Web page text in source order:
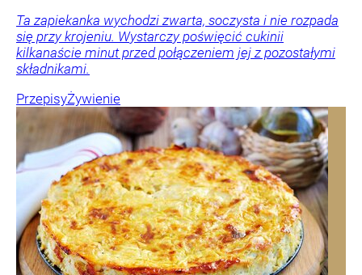
Ta zapiekanka wychodzi zwarta, soczysta i nie rozpada
się przy krojeniu. Wystarczy poświęcić cukinii
kilkanaście minut przed połączeniem jej z pozostałymi
składnikami.
PrzepisyŻywienie